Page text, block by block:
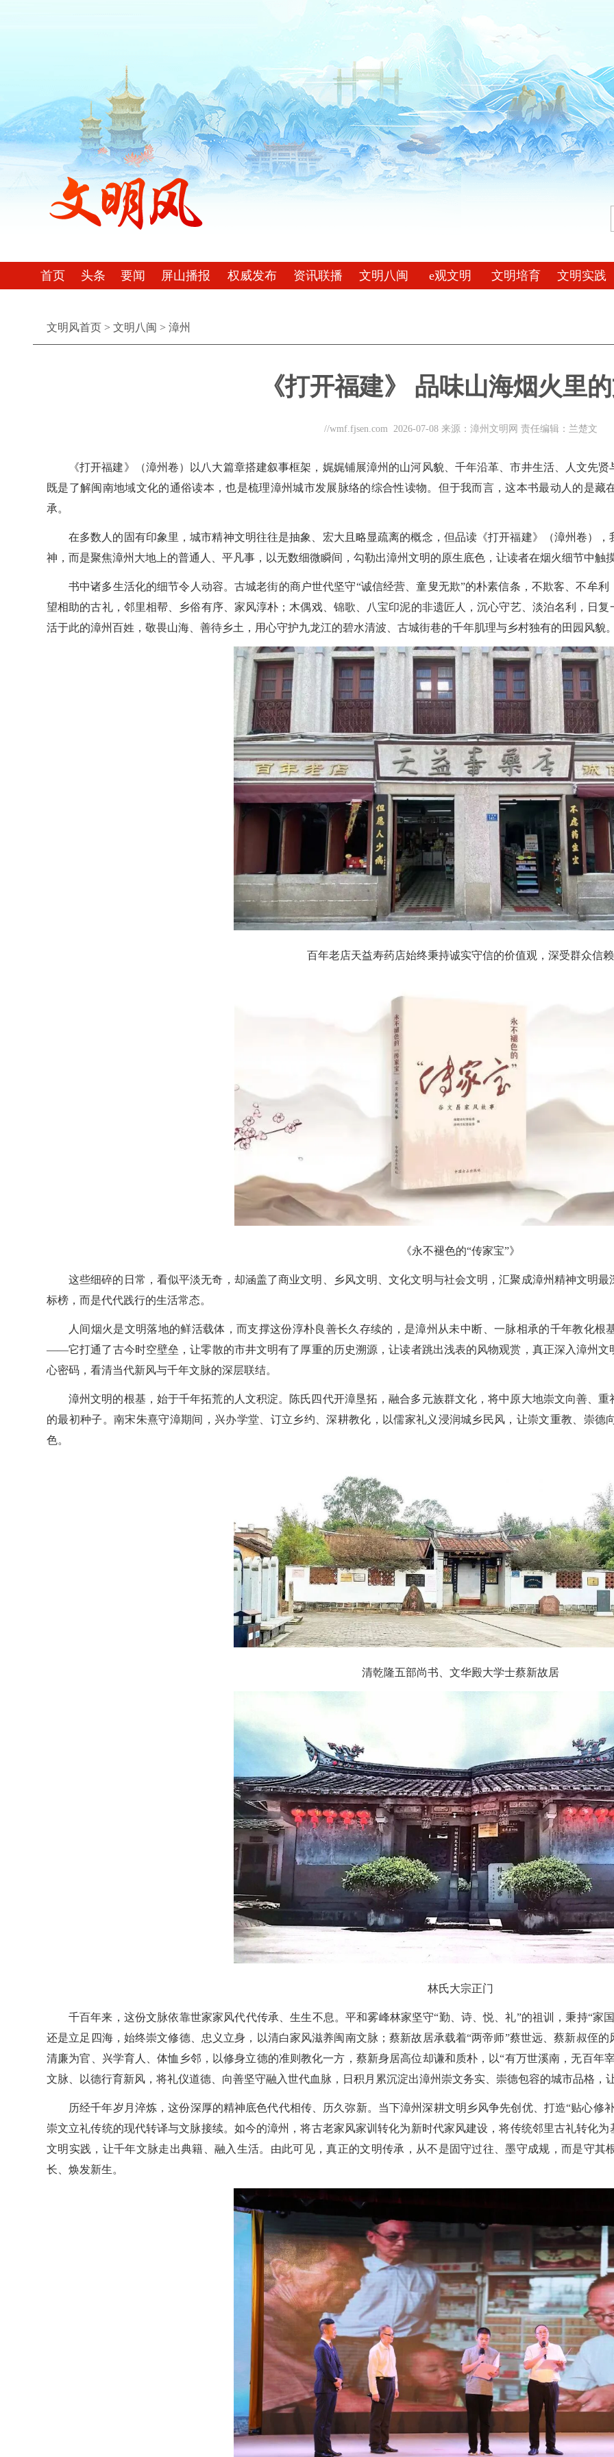
首页 头条 要闻 屏山播报 权威发布 资讯联播 文明八闽 e观文明 文明培育 文明实践
文明风首页 > 文明八闽 > 漳州
《打开福建》 品味山海烟火里
//wmf.fjsen.com 2026-07-08 来源：漳州文明网 责任编辑：兰楚文
《打开福建》（漳州卷）以八大篇章搭建叙事框架，娓娓铺展漳州的山河风貌、千年沿革、市井生活、人文先
既是了解闽南地域文化的通俗读本，也是梳理漳州城市发展脉络的综合性读物。但于我而言，这本书最动人的是
承。
在多数人的固有印象里，城市精神文明往往是抽象、宏大且略显疏离的概念，但品读《打开福建》（漳州卷）
神，而是聚焦漳州大地上的普通人、平凡事，以无数细微瞬间，勾勒出漳州文明的原生底色，让读者在烟火细节中触
书中诸多生活化的细节令人动容。古城老街的商户世代坚守“诚信经营、童叟无欺”的朴素信条，不欺客、不牟
望相助的古礼，邻里相帮、乡俗有序、家风淳朴；木偶戏、锦歌、八宝印泥的非遗匠人，沉心守艺、淡泊名利，日
活于此的漳州百姓，敬畏山海、善待乡土，用心守护九龙江的碧水清波、古城街巷的千年肌理与乡村独有的田园风貌
百年老店天益寿药店始终秉持诚实守信的价值观，深受群众信赖
《永不褪色的“传家宝”》
这些细碎的日常，看似平淡无奇，却涵盖了商业文明、乡风文明、文化文明与社会文明，汇聚成漳州精神文明
标榜，而是代代践行的生活常态。
人间烟火是文明落地的鲜活载体，而支撑这份淳朴良善长久存续的，是漳州从未中断、一脉相承的千年教化
——它打通了古今时空壁垒，让零散的市井文明有了厚重的历史溯源，让读者跳出浅表的风物观赏，真正深入漳州
心密码，看清当代新风与千年文脉的深层联结。
漳州文明的根基，始于千年拓荒的人文积淀。陈氏四代开漳垦拓，融合多元族群文化，将中原大地崇文向善、
的最初种子。南宋朱熹守漳期间，兴办学堂、订立乡约、深耕教化，以儒家礼义浸润城乡民风，让崇文重教、崇
色。
清乾隆五部尚书、文华殿大学士蔡新故居
林氏大宗正门
千百年来，这份文脉依靠世家家风代代传承、生生不息。平和雾峰林家坚守“勤、诗、悦、礼”的祖训，秉持“家
还是立足四海，始终崇文修德、忠义立身，以清白家风滋养闽南文脉；蔡新故居承载着“两帝师”蔡世远、蔡新叔侄
清廉为官、兴学育人、体恤乡邻，以修身立德的准则教化一方，蔡新身居高位却谦和质朴，以“有万世溪南，无百年
文脉、以德行育新风，将礼仪道德、向善坚守融入世代血脉，日积月累沉淀出漳州崇文务实、崇德包容的城市品格，
历经千年岁月淬炼，这份深厚的精神底色代代相传、历久弥新。当下漳州深耕文明乡风争先创优、打造“贴心修
崇文立礼传统的现代转译与文脉接续。如今的漳州，将古老家风家训转化为新时代家风建设，将传统邻里古礼转化
文明实践，让千年文脉走出典籍、融入生活。由此可见，真正的文明传承，从不是固守过往、墨守成规，而是守
长、焕发新生。